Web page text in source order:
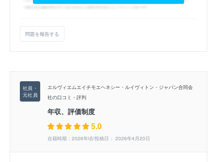
問題を報告する
エルヴィエムエイチモエヘネシー・ルイヴィトン・ジャパン合同会
社の口コミ・評判
年収、評価制度
5.0
在籍時期：2026年頃/投稿日： 2026年4月20日